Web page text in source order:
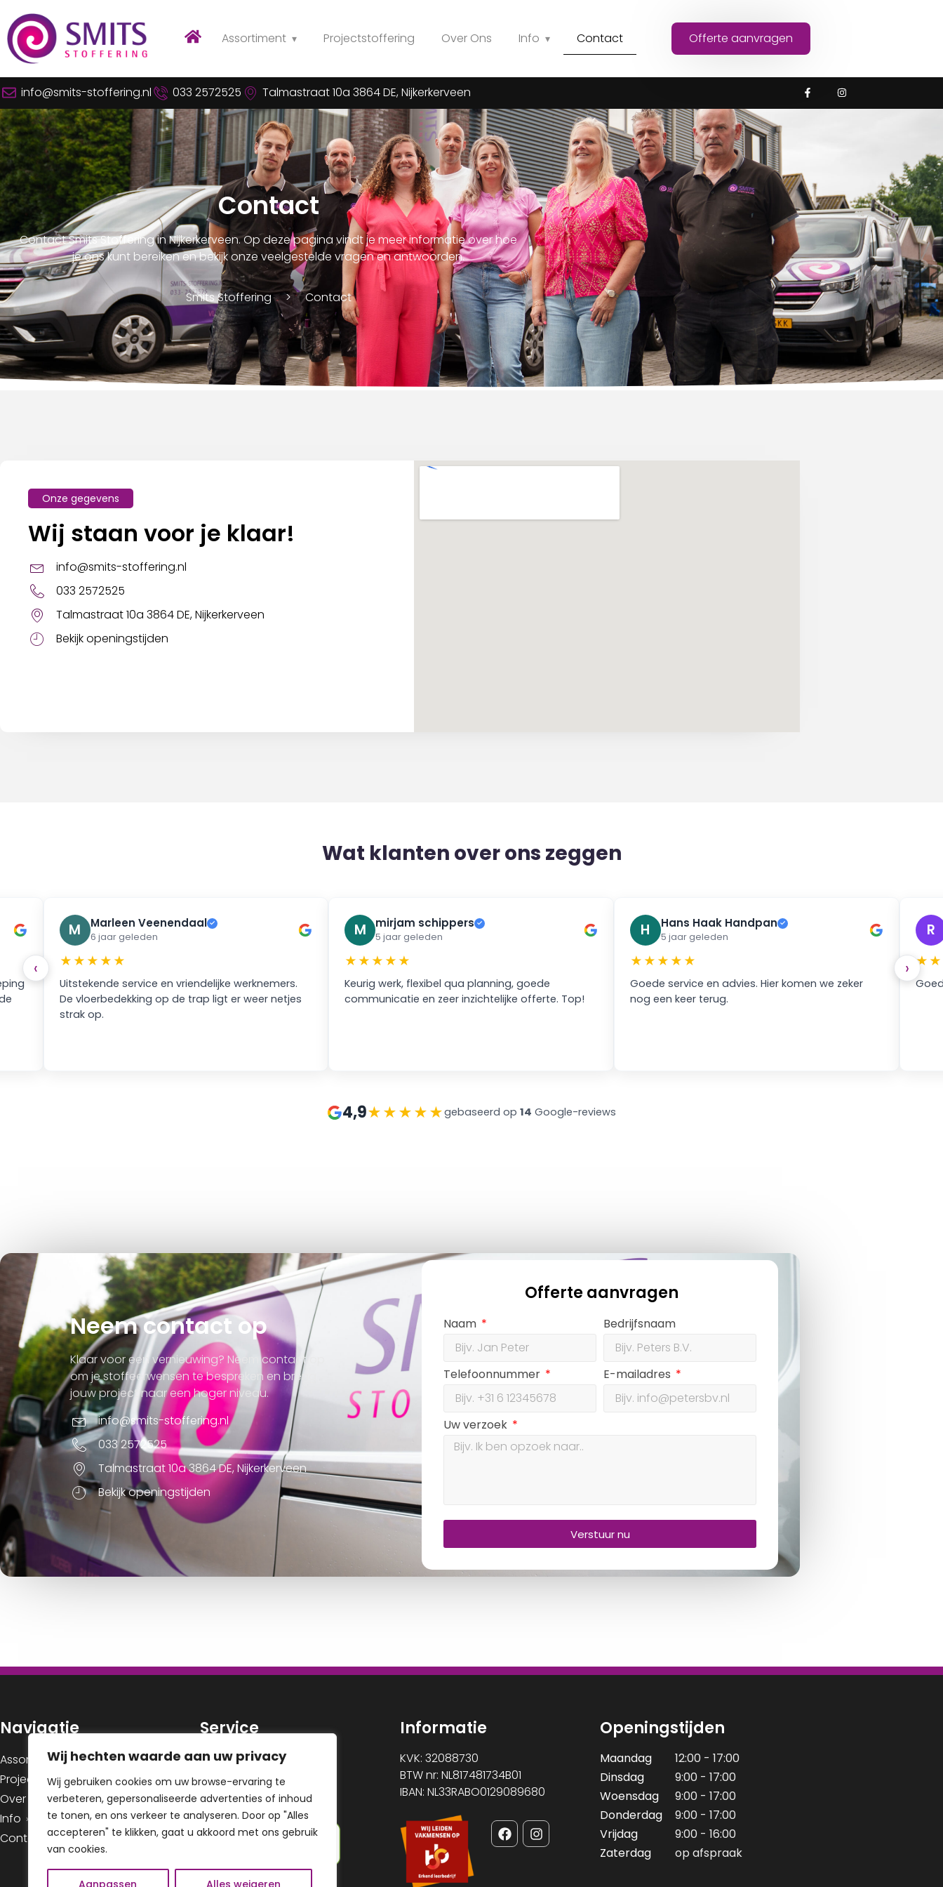
Wij hechten waarde aan uw privacy
Wij gebruiken cookies om uw browse-ervaring te
verbeteren, gepersonaliseerde advertenties of inhoud
te tonen, en ons verkeer te analyseren. Door op "Alles
accepteren" te klikken, gaat u akkoord met ons gebruik
van cookies.
Aanpassen Alles weigeren
Assortiment Projectstoffering Over Ons Info Contact Offerte aanvragen
info@smits-stoffering.nl 033 2572525 Talmastraat 10a 3864 DE, Nijkerkerveen
Contact
Contact Smits Stoffering in Nijkerkerveen. Op deze pagina vindt je meer informatie over hoe
je ons kunt bereiken en bekijk onze veelgestelde vragen en antwoorden.
Smits Stoffering Contact
Onze gegevens
Wij staan voor je klaar!
info@smits-stoffering.nl
033 2572525
Talmastraat 10a 3864 DE, Nijkerkerveen
Bekijk openingstijden
Wat klanten over ons zeggen
M Marleen Veenendaal ✓
6 jaar geleden
★★★★★
Uitstekende service en vriendelijke werknemers.
De vloerbedekking op de trap ligt er weer netjes
strak op.
M mirjam schippers ✓
5 jaar geleden
★★★★★
Keurig werk, flexibel qua planning, goede
communicatie en zeer inzichtelijke offerte. Top!
H Hans Haak Handpan ✓
5 jaar geleden
★★★★★
Goede service en advies. Hier komen we zeker
nog een keer terug.
‹ ›
4,9★★★★★gebaseerd op 14 Google-reviews
Neem contact op
Klaar voor een vernieuwing? Neem contact op
om je stoffeerwensen te bespreken en breng
jouw project naar een hoger niveau.
info@smits-stoffering.nl
033 2572525
Talmastraat 10a 3864 DE, Nijkerkerveen
Bekijk openingstijden
Offerte aanvragen
Naam Bedrijfsnaam
Telefoonnummer E-mailadres
Uw verzoek
Verstuur nu
Navigatie
Assortiment
Projectstoffering
Over Ons
Info
Contact
Service
Contact
Sitemap
Cookiebeleid
Informatie
KVK: 32088730
BTW nr: NL817481734B01
IBAN: NL33RABO0129089680
Openingstijden
Maandag
12:00 - 17:00
Dinsdag
9:00 - 17:00
Woensdag
9:00 - 17:00
Donderdag
9:00 - 17:00
Vrijdag
9:00 - 16:00
Zaterdag
op afspraak